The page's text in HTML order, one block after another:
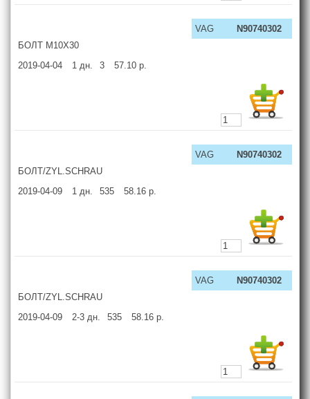
VAG
N90740302
БОЛТ М10Х30
2019-04-04
1 дн. 3 57.10 р.
VAG
N90740302
БОЛТ/ZYL.SCHRAU
2019-04-09
1 дн. 535 58.16 р.
VAG
N90740302
БОЛТ/ZYL.SCHRAU
2019-04-09
2-3 дн. 535 58.16 р.